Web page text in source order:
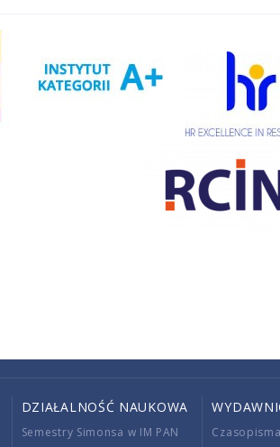
DZIAŁALNOŚĆ NAUKOWA
Semestry Simonsa w IM PAN